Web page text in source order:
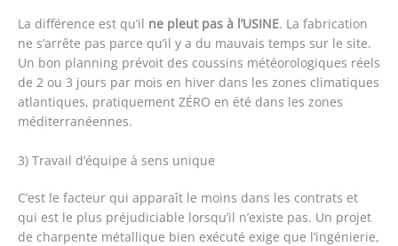
La différence est qu’il ne pleut pas à l’USINE. La fabrication
ne s’arrête pas parce qu’il y a du mauvais temps sur le site.
Un bon planning prévoit des coussins météorologiques réels
de 2 ou 3 jours par mois en hiver dans les zones climatiques
atlantiques, pratiquement ZÉRO en été dans les zones
méditerranéennes.
3) Travail d’équipe à sens unique
C’est le facteur qui apparaît le moins dans les contrats et
qui est le plus préjudiciable lorsqu’il n’existe pas. Un projet
de charpente métallique bien exécuté exige que l’ingénierie,